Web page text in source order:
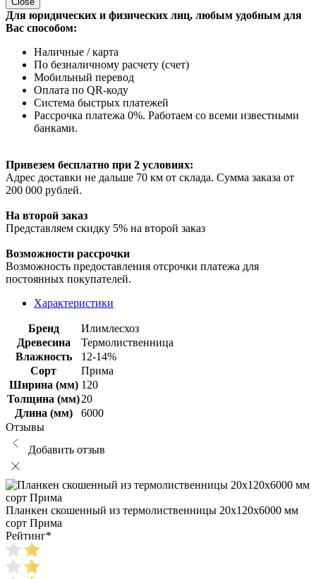
Для юридических и физических лиц, любым удобным для
Вас способом:
Наличные / карта
По безналичному расчету (счет)
Мобильный перевод
Оплата по QR-коду
Система быстрых платежей
Рассрочка платежа 0%. Работаем со всеми известными
банками.
Привезем бесплатно при 2 условиях:
Адрес доставки не дальше 70 км от склада. Сумма заказа от
200 000 рублей.
На второй заказ
Представляем скидку 5% на второй заказ
Возможности рассрочки
Возможность предоставления отсрочки платежа для
постоянных покупателей.
Характеристики
Бренд
Илимлесхоз
Древесина
Термолиственница
Влажность
12-14%
Сорт
Прима
Ширина (мм) 120
Толщина (мм)20
Длина (мм)
6000
Отзывы
Добавить отзыв
Планкен скошенный из термолиственницы 20х120х6000 мм
сорт Прима
Рейтинг*